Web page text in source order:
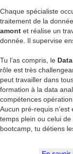
Chaque spécialiste
traitement de la donnée.
amont et réalise un
donnée. Il supervise
Tu l’as compris, le
rôle est très
peut travailler dans
formation à la data
compétences
Aucun pré-requis
temps plein ou celui
bootcamp, tu détiens